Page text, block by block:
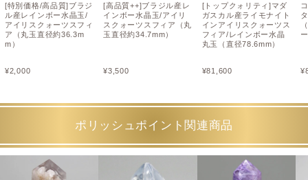
[特別価格/高品質]ブラジ
ル産レインボー水晶玉/
アイリスクォーツスフィ
ア（丸玉直径約36.3m
m）
¥2,000
[高品質++]ブラジル産レ
インボー水晶玉/アイリ
スクォーツスフィア（丸
玉直径約34.7mm）
¥3,500
[トップクォリティ]マダ
ガスカル産ライモナイト
インアイリスクォーツス
フィア/レインボー水晶
丸玉（直径78.6mm）
¥81,600 ¥
ポリッシュポイント関連商品